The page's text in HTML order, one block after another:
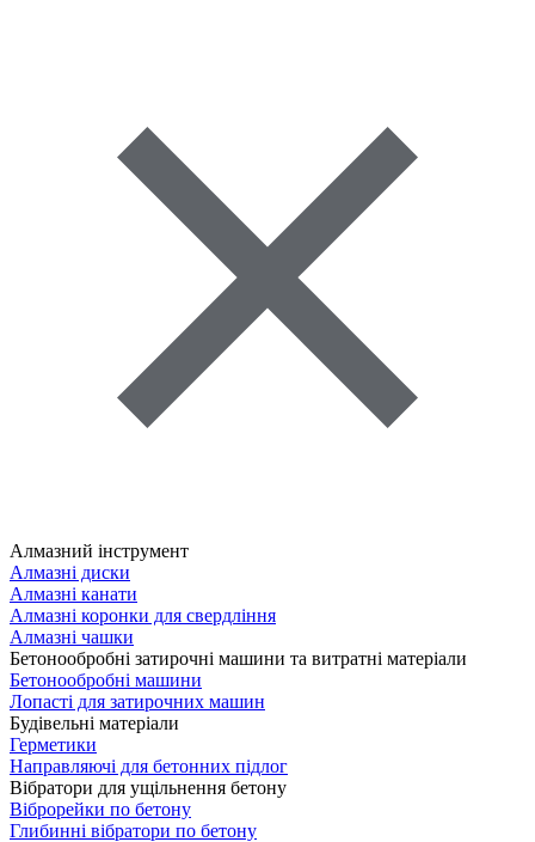
Алмазний інструмент
Алмазні диски
Алмазні канати
Алмазні коронки для свердління
Алмазні чашки
Бетонообробні затирочні машини та витратні матеріали
Бетонообробні машини
Лопасті для затирочних машин
Будівельні матеріали
Герметики
Направляючі для бетонних підлог
Вібратори для ущільнення бетону
Віброрейки по бетону
Глибинні вібратори по бетону